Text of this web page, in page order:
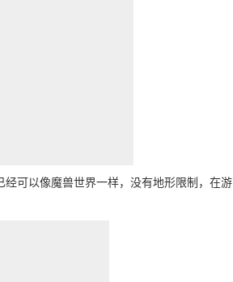
可以像魔兽世界一样，没有地形限制，在游